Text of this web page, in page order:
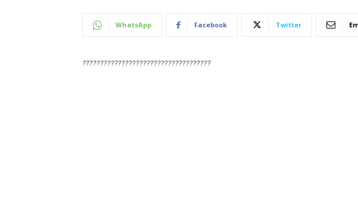
WhatsApp Facebook Twitter
????????????????????????????????????